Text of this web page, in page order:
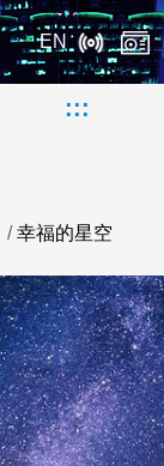
EN
:::
/幸福的星空